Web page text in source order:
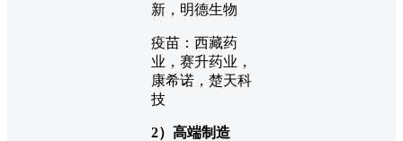
新，明德生物
疫苗：西藏药
业，赛升药业，
康希诺，楚天科
技
2）高端制造